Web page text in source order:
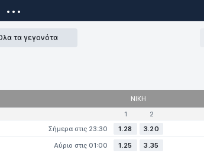
...
ΕΙΚΟΝΙΚΆ ΠΑΙΧΝΊΔΙΑ
τα γεγονότα
ΝΊΚΗ
1 2
Σήμερα στις 23:30 1.28
3.20
Αύριο στις 01:00 1.25 3.35